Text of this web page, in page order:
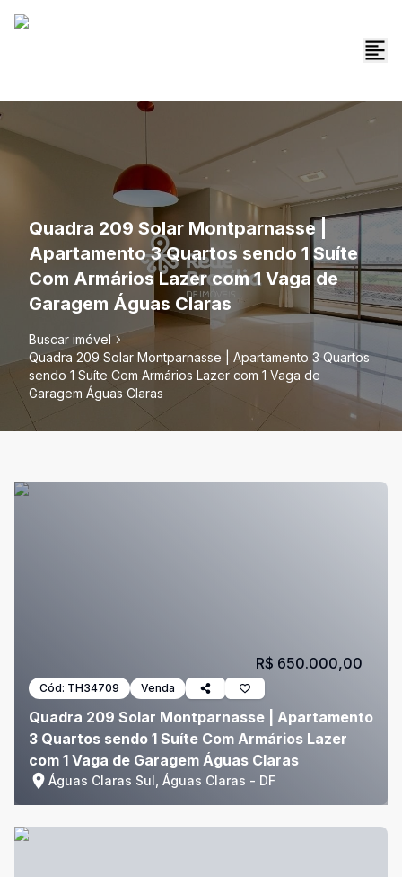
Quadra 209 Solar Montparnasse |
Apartamento 3 Quartos sendo 1 Suíte
Com Armários Lazer com 1 Vaga de
Garagem Águas Claras
Buscar imóvel
Quadra 209 Solar Montparnasse | Apartamento 3 Quartos
sendo 1 Suíte Com Armários Lazer com 1 Vaga de
Garagem Águas Claras
Cód: TH34709 Venda
Quadra 209 Solar Montparnasse | Apartamento
3 Quartos sendo 1 Suíte Com Armários Lazer
com 1 Vaga de Garagem Águas Claras
Águas Claras Sul, Águas Claras - DF
R$ 650.000,00